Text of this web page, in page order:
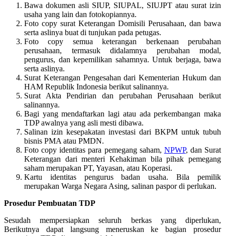
Bawa dokumen asli SIUP, SIUPAL, SIUJPT atau surat izin
usaha yang lain dan fotokopiannya.
Foto copy surat Keterangan Domisili Perusahaan, dan bawa
serta aslinya buat di tunjukan pada petugas.
Foto copy semua keterangan berkenaan perubahan
perusahaan, termasuk didalamnya perubahan modal,
pengurus, dan kepemilikan sahamnya. Untuk berjaga, bawa
serta aslinya.
Surat Keterangan Pengesahan dari Kementerian Hukum dan
HAM Republik Indonesia berikut salinannya.
Surat Akta Pendirian dan perubahan Perusahaan berikut
salinannya.
Bagi yang mendaftarkan lagi atau ada perkembangan maka
TDP awalnya yang asli mesti dibawa.
Salinan izin kesepakatan investasi dari BKPM untuk tubuh
bisnis PMA atau PMDN.
Foto copy identitas para pemegang saham, NPWP, dan Surat
Keterangan dari menteri Kehakiman bila pihak pemegang
saham merupakan PT, Yayasan, atau Koperasi.
Kartu identitas pengurus badan usaha. Bila pemilik
merupakan Warga Negara Asing, salinan paspor di perlukan.
Prosedur Pembuatan TDP
Sesudah mempersiapkan seluruh berkas yang diperlukan,
Berikutnya dapat langsung meneruskan ke bagian prosedur